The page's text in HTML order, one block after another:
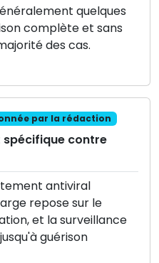
quelques
complète et sans
des cas.
par la rédaction
contre
antiviral
repose sur le
et la surveillance
guérison